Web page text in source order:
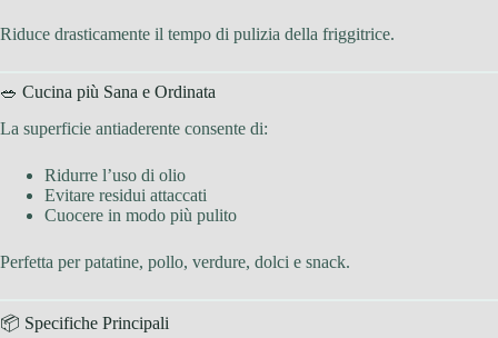
Riduce drasticamente il tempo di pulizia della friggitrice.
🥗 Cucina più Sana e Ordinata
La superficie antiaderente consente di:
Ridurre l’uso di olio
Evitare residui attaccati
Cuocere in modo più pulito
Perfetta per patatine, pollo, verdure, dolci e snack.
📦 Specifiche Principali